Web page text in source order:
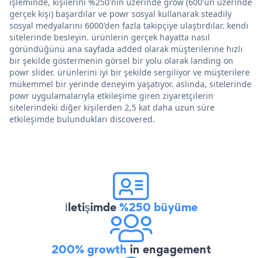
işleminde, kişilerini %250'nin üzerinde grow (600'ün üzerinde
gerçek kişi) başardılar ve powr sosyal kullanarak steadily
sosyal medyalarını 6000'den fazla takipçiye ulaştırdılar. kendi
sitelerinde besleyin. ürünlerin gerçek hayatta nasıl
göründüğünü ana sayfada added olarak müşterilerine hızlı
bir şekilde göstermenin görsel bir yolu olarak landing on
powr slider. ürünlerini iyi bir şekilde sergiliyor ve müşterilere
mükemmel bir yerinde deneyim yaşatıyor. aslında, sitelerinde
powr uygulamalarıyla etkileşime giren ziyaretçilerin
sitelerindeki diğer kişilerden 2,5 kat daha uzun süre
etkileşimde bulundukları discovered.
İletişimde%250 büyüme
200% growth in engagement